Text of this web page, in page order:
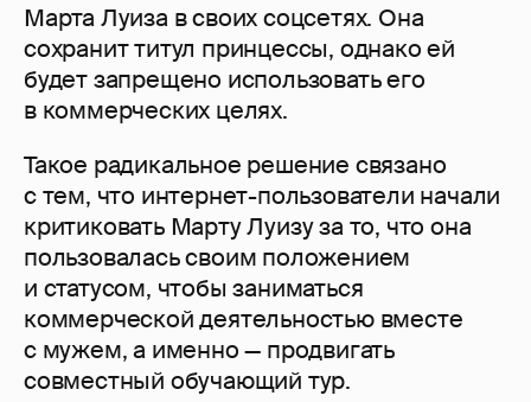
Марта Луиза в своих соцсетях. Она
сохранит титул принцессы, однако ей
будет запрещено использовать его
в коммерческих целях.
Такое радикальное решение связано
с тем, что интернет-пользователи начали
критиковать Марту Луизу за то, что она
пользовалась своим положением
и статусом, чтобы заниматься
коммерческой деятельностью вместе
с мужем, а именно — продвигать
совместный обучающий тур.